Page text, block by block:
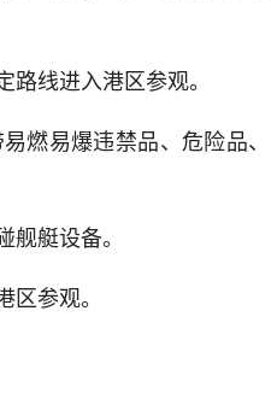
线进入港区参观。
燃易爆违禁品、危险品、
艇设备。
参观。